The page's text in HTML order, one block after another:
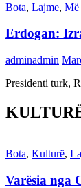
Bota, Lajme, Më
Erdogan:
adminadmin
Presidenti turk,
Bota, Kulturë,
Varësia nga